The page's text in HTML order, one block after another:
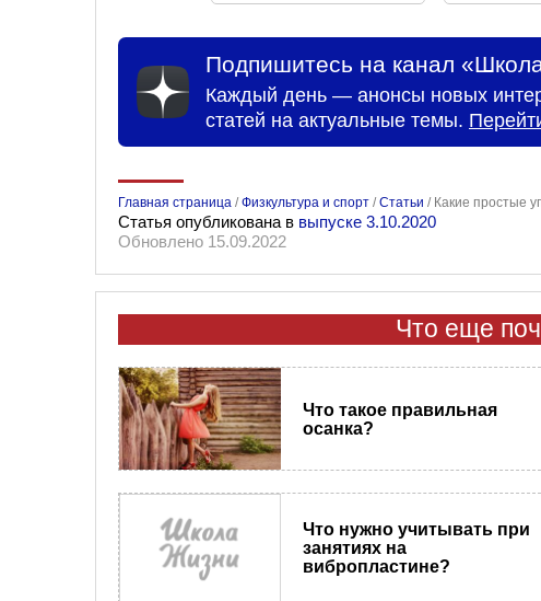
Подпишитесь на канал
Каждый день — анонсы новых
статей на актуальные темы.
Главная страница /Физкультура и спорт /Статьи / Какие простые
Статья опубликована в выпуске 3.10.2020
Обновлено 15.09.2022
Что еще
Что такое правильная
осанка?
Что нужно учитывать при
занятиях на
вибропластине?